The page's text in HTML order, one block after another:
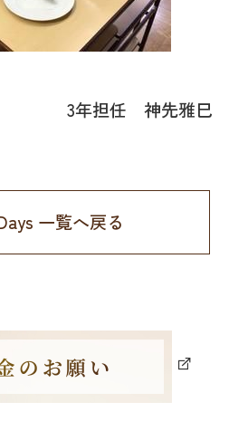
3年担任 神先雅巳
一覧へ戻る